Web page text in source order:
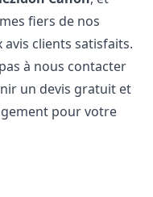
fiers de nos
clients satisfaits.
à nous contacter
un devis gratuit et
pour votre